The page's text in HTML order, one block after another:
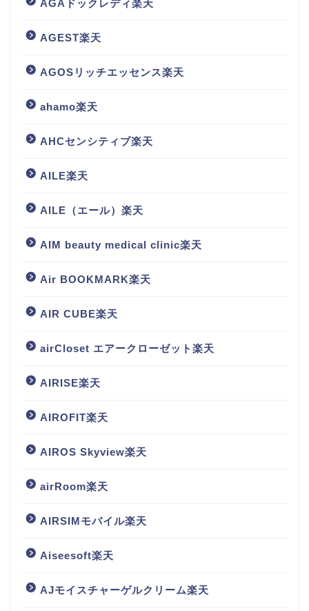
AGAドックレディ楽天
AGEST楽天
AGOSリッチエッセンス楽天
ahamo楽天
AHCセンシティブ楽天
AILE楽天
AILE（エール）楽天
AIM beauty medical clinic楽天
Air BOOKMARK楽天
AIR CUBE楽天
airCloset エアークローゼット楽天
AIRISE楽天
AIROFIT楽天
AIROS Skyview楽天
airRoom楽天
AIRSIMモバイル楽天
Aiseesoft楽天
AJモイスチャーゲルクリーム楽天